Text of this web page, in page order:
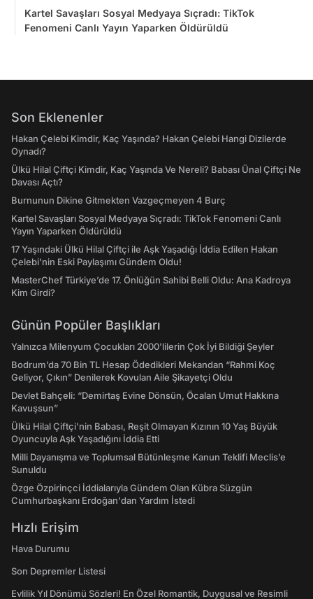
Kartel Savaşları Sosyal Medyaya Sıçradı: TikTok
Fenomeni Canlı Yayın Yaparken Öldürüldü
Son Eklenenler
Hakan Çelebi Kimdir, Kaç Yaşında? Hakan Çelebi Hangi Dizilerde
Oynadı?
Ülkü Hilal Çiftçi Kimdir, Kaç Yaşında Ve Nereli? Babası Ünal Çiftçi Ne
Davası Açtı?
Burnunun Dikine Gitmekten Vazgeçmeyen 4 Burç
Kartel Savaşları Sosyal Medyaya Sıçradı: TikTok Fenomeni Canlı
Yayın Yaparken Öldürüldü
17 Yaşındaki Ülkü Hilal Çiftçi ile Aşk Yaşadığı İddia Edilen Hakan
Çelebi'nin Eski Paylaşımı Gündem Oldu!
MasterChef Türkiye’de 17. Önlüğün Sahibi Belli Oldu: Ana Kadroya
Kim Girdi?
Günün Popüler Başlıkları
Yalnızca Milenyum Çocukları 2000'lilerin Çok İyi Bildiği Şeyler
Bodrum’da 70 Bin TL Hesap Ödedikleri Mekandan “Rahmi Koç
Geliyor, Çıkın” Denilerek Kovulan Aile Şikayetçi Oldu
Devlet Bahçeli: “Demirtaş Evine Dönsün, Öcalan Umut Hakkına
Kavuşsun”
Ülkü Hilal Çiftçi'nin Babası, Reşit Olmayan Kızının 10 Yaş Büyük
Oyuncuyla Aşk Yaşadığını İddia Etti
Milli Dayanışma ve Toplumsal Bütünleşme Kanun Teklifi Meclis’e
Sunuldu
Özge Özpirinçci İddialarıyla Gündem Olan Kübra Süzgün
Cumhurbaşkanı Erdoğan'dan Yardım İstedi
Hızlı Erişim
Hava Durumu
Son Depremler Listesi
Evlilik Yıl Dönümü Sözleri! En Özel Romantik, Duygusal ve Resimli